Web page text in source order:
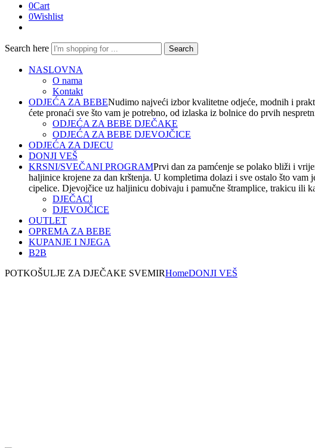
0Cart
0Wishlist
Search here Search
NASLOVNA
O nama
Kontakt
ODJEĆA ZA BEBENudimo najveći izbor kvalitetne odjeće, modnih i
ćete pronaći sve što vam je potrebno, od izlaska iz bolnice do prvih
ODJEĆA ZA BEBE DJEČAKE
ODJEĆA ZA BEBE DJEVOJČICE
ODJEĆA ZA DJECU
DONJI VEŠ
KRSNI/SVEČANI PROGRAMPrvi dan za pamćenje se polako bliži i
haljinice krojene za dan krštenja. U kompletima dolazi i sve ostalo što
cipelice. Djevojčice uz haljinicu dobivaju i pamučne štramplice, trakicu ili
DJEČACI
DJEVOJČICE
OUTLET
OPREMA ZA BEBE
KUPANJE I NJEGA
B2B
POTKOŠULJE ZA DJEČAKE SVEMIRHomeDONJI VEŠ